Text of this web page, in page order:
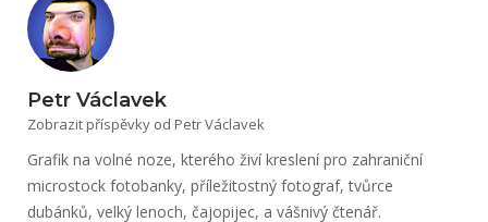
Petr Václavek
Zobrazit příspěvky od Petr Václavek
Grafik na volné noze, kterého živí kreslení pro zahraniční
microstock fotobanky, příležitostný fotograf, tvůrce
dubánků, velký lenoch, čajopijec, a vášnivý čtenář.